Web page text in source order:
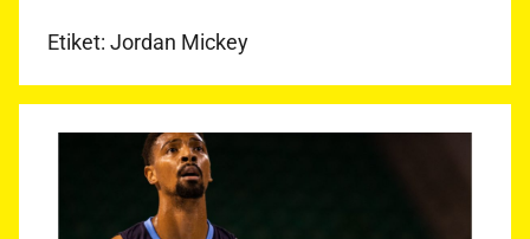
Etiket: Jordan Mickey